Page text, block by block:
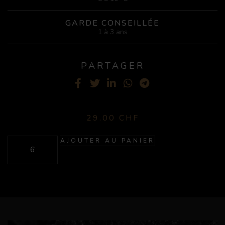
GARDE CONSEILLÉE
1 à 3 ans
PARTAGER
29.00 CHF
AJOUTER AU PANIER